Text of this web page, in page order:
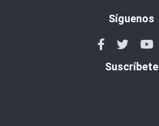
Síguenos
Suscríbete